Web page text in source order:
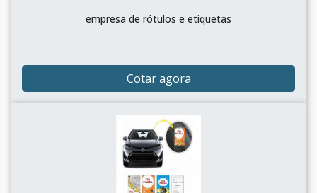
empresa de rótulos e etiquetas
Cotar agora